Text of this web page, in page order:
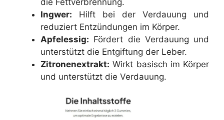
Ingwer: Hilft bei der Verdauung und
reduziert Entzündungen im Körper.
Apfelessig: Fördert die Verdauung und
unterstützt die Entgiftung der Leber.
Zitronenextrakt: Wirkt basisch im Körper
und unterstützt die Verdauung.